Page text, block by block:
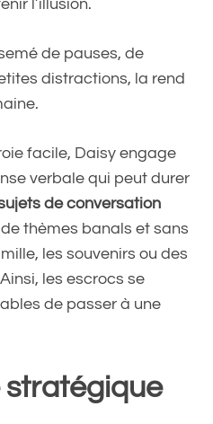
l’illusion.
de pauses, de
distractions, la rend
facile, Daisy engage
verbale qui peut durer
de conversation
thèmes banals et sans
les souvenirs ou des
les escrocs se
de passer à une
stratégique